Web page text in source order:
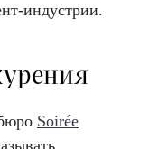
индустрии.
Soirée